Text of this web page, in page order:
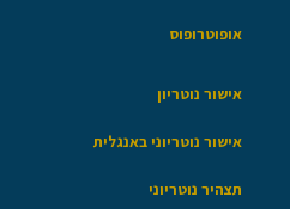
אופוטרופוס
אישור נוטריון
אישור נוטריוני באנגלית
תצהיר נוטריוני